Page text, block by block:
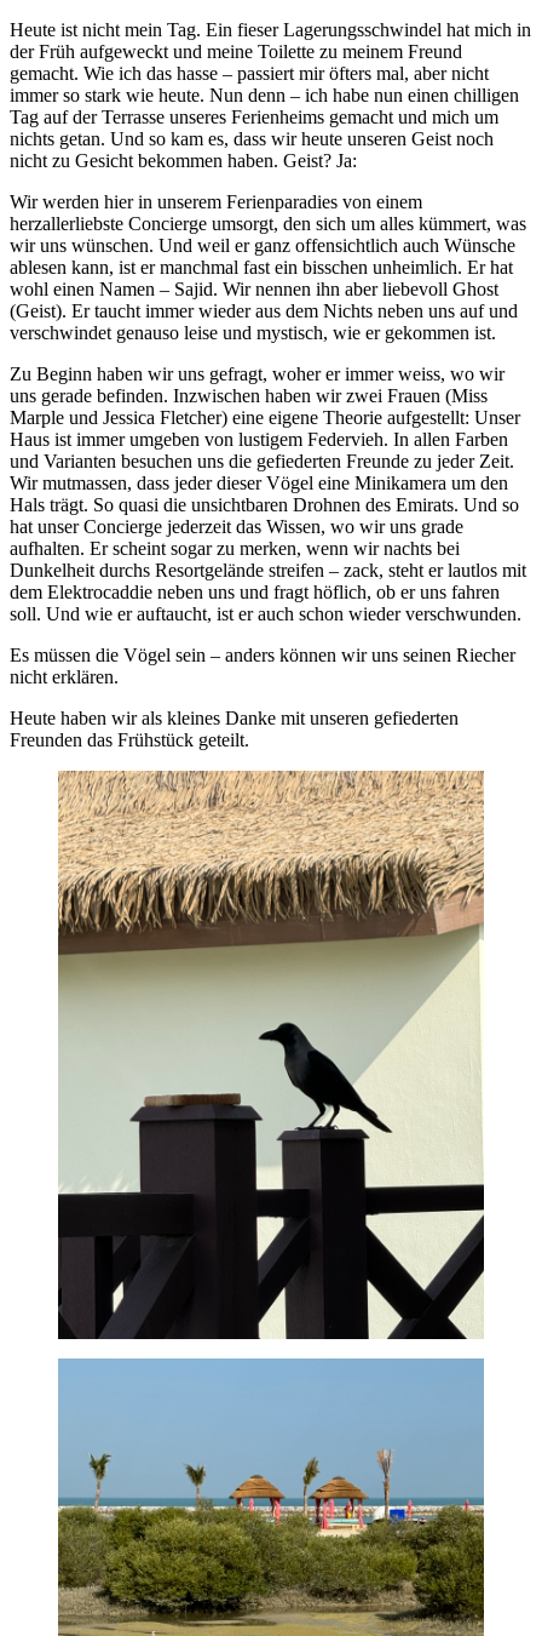
Heute ist nicht mein Tag. Ein fieser Lagerungsschwindel hat mich in
der Früh aufgeweckt und meine Toilette zu meinem Freund
gemacht. Wie ich das hasse – passiert mir öfters mal, aber nicht
immer so stark wie heute. Nun denn – ich habe nun einen chilligen
Tag auf der Terrasse unseres Ferienheims gemacht und mich um
nichts getan. Und so kam es, dass wir heute unseren Geist noch
nicht zu Gesicht bekommen haben. Geist? Ja:
Wir werden hier in unserem Ferienparadies von einem
herzallerliebste Concierge umsorgt, den sich um alles kümmert, was
wir uns wünschen. Und weil er ganz offensichtlich auch Wünsche
ablesen kann, ist er manchmal fast ein bisschen unheimlich. Er hat
wohl einen Namen – Sajid. Wir nennen ihn aber liebevoll Ghost
(Geist). Er taucht immer wieder aus dem Nichts neben uns auf und
verschwindet genauso leise und mystisch, wie er gekommen ist.
Zu Beginn haben wir uns gefragt, woher er immer weiss, wo wir
uns gerade befinden. Inzwischen haben wir zwei Frauen (Miss
Marple und Jessica Fletcher) eine eigene Theorie aufgestellt: Unser
Haus ist immer umgeben von lustigem Federvieh. In allen Farben
und Varianten besuchen uns die gefiederten Freunde zu jeder Zeit.
Wir mutmassen, dass jeder dieser Vögel eine Minikamera um den
Hals trägt. So quasi die unsichtbaren Drohnen des Emirats. Und so
hat unser Concierge jederzeit das Wissen, wo wir uns grade
aufhalten. Er scheint sogar zu merken, wenn wir nachts bei
Dunkelheit durchs Resortgelände streifen – zack, steht er lautlos mit
dem Elektrocaddie neben uns und fragt höflich, ob er uns fahren
soll. Und wie er auftaucht, ist er auch schon wieder verschwunden.
Es müssen die Vögel sein – anders können wir uns seinen Riecher
nicht erklären.
Heute haben wir als kleines Danke mit unseren gefiederten
Freunden das Frühstück geteilt.